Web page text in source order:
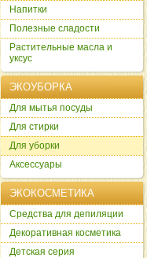
Напитки
Полезные сладости
Растительные масла и
уксус
ЭКОУБОРКА
Для мытья посуды
Для стирки
Для уборки
Аксессуары
ЭКОКОСМЕТИКА
Cредства для депиляции
Декоративная косметика
Детская серия